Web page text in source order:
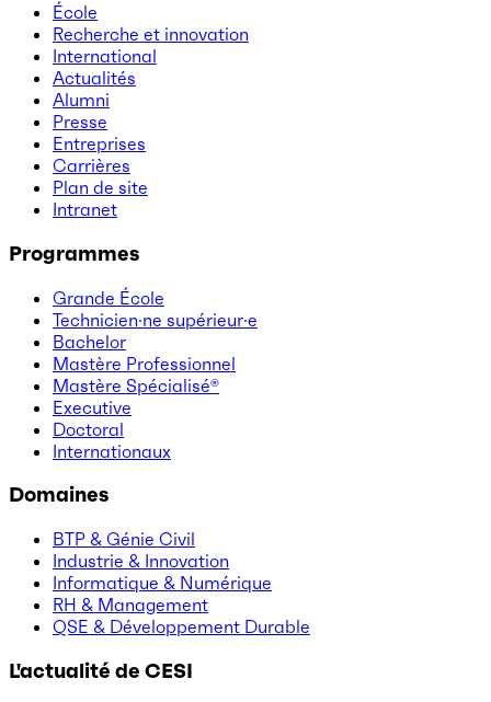
École
Recherche et innovation
International
Actualités
Alumni
Presse
Entreprises
Carrières
Plan de site
Intranet
Programmes
Grande École
Technicien·ne supérieur·e
Bachelor
Mastère Professionnel
Mastère Spécialisé®
Executive
Doctoral
Internationaux
Domaines
BTP & Génie Civil
Industrie & Innovation
Informatique & Numérique
RH & Management
QSE & Développement Durable
L'actualité de CESI